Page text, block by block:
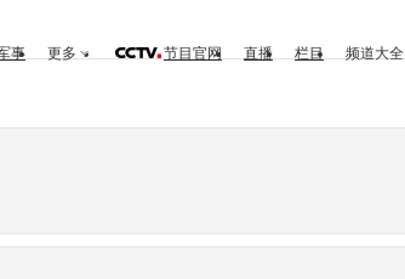
事 更多 节目官网 直播 栏目 频道大全